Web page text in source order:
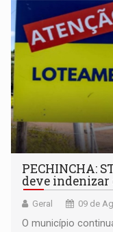
PECHINCHA:
deve
Geral 09 de
O município